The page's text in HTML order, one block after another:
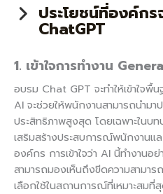
ประโยชน์ที่องค์กร
ChatGPT
1. เข้าใจการทำงาน
อบรม Chat GPT จะทำให้เข้าใจพื้
AI จะช่วยให้พนักงานสามารถนำมา
ประสิทธิภาพสูงสุด โดยเฉพาะในบ
เสริมสร้างประสบการณ์พนักงานแล
องค์กร การเข้าใจว่า AI นี้ทำงานอ
สามารถมองเห็นถึงขีดความสามาร
เลือกใช้ในสถานการณ์ที่เหมาะสมที่